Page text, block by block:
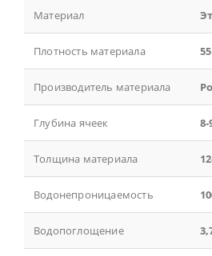
Материал
Плотность материала
Производитель материала
Глубина ячеек
Толщина материала
Водонепроницаемость
Водопоглощение